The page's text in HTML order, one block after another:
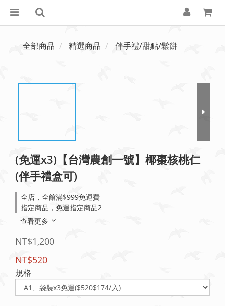
全部商品 精選商品 伴手禮/甜點/鬆餅
(免運x3)【台灣農創一號】椰棗核桃仁
(伴手禮盒可)
全店，全館滿$999免運費
指定商品，免運指定商品2
查看更多
NT$1,200
NT$520
規格